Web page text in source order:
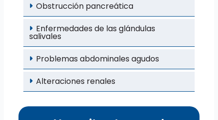
Obstrucción pancreática
Enfermedades de las glándulas
salivales
Problemas abdominales agudos
Alteraciones renales